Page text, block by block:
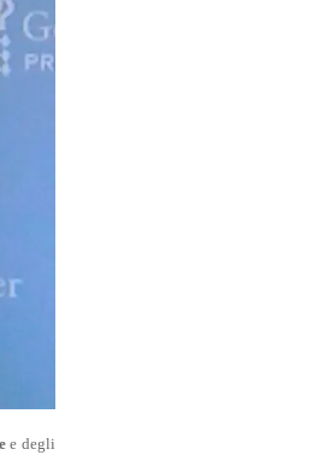
e degli